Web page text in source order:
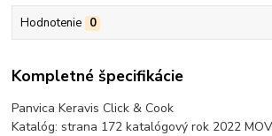
Hodnotenie 0
Kompletné špecifikácie
Panvica Keravis Click & Cook
Katalóg: strana 172 katalógový rok 2022